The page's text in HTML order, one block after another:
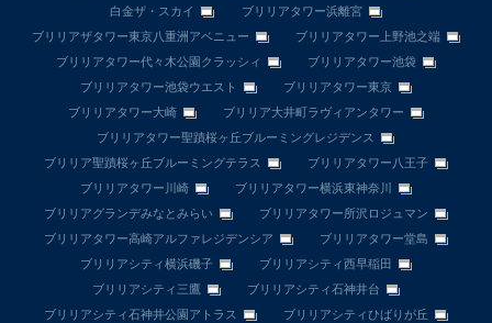
白金ザ・スカイ
ブリリアタワー浜離宮
ブリリアザタワー東京八重洲アベニュー
ブリリアタワー上野池之端
ブリリアタワー代々木公園クラッシィ
ブリリアタワー池袋
ブリリアタワー池袋ウエスト
ブリリアタワー東京
ブリリアタワー大崎
ブリリア大井町ラヴィアンタワー
ブリリアタワー聖蹟桜ヶ丘ブルーミングレジデンス
ブリリア聖蹟桜ヶ丘ブルーミングテラス
ブリリアタワー八王子
ブリリアタワー川崎
ブリリアタワー横浜東神奈川
ブリリアグランデみなとみらい
ブリリアタワー所沢ロジュマン
ブリリアタワー高崎アルファレジデンシア
ブリリアタワー堂島
ブリリアシティ横浜磯子
ブリリアシティ西早稲田
ブリリアシティ三鷹
ブリリアシティ石神井台
ブリリアシティ石神井公園アトラス
ブリリアシティひばりが丘